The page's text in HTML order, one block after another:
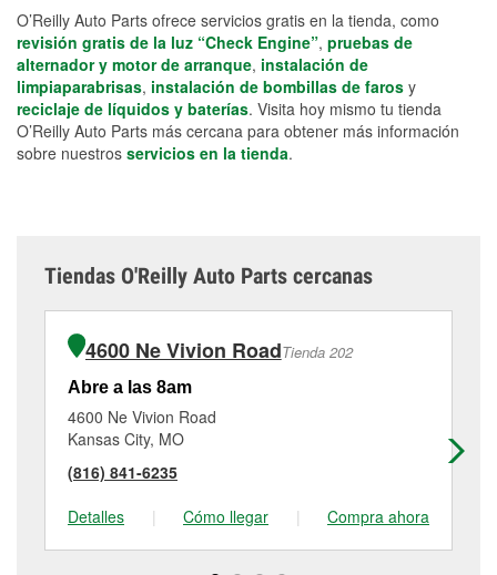
O’Reilly Auto Parts ofrece servicios gratis en la tienda, como
revisión gratis de la luz “Check Engine”, pruebas de
alternador y motor de arranque, instalación de
limpiaparabrisas, instalación de bombillas de faros y
reciclaje de líquidos y baterías. Visita hoy mismo tu tienda
O’Reilly Auto Parts más cercana para obtener más información
sobre nuestros servicios en la tienda.
Tiendas O'Reilly Auto Parts cercanas
4600 Ne Vivion RoadTienda 202
Abre a las 8am
4600 Ne Vivion Road
Kansas City, MO
(816) 841-6235
Detalles
| Cómo llegar | Compra ahora